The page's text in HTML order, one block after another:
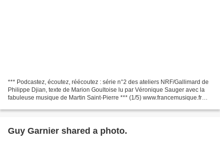
*** Podcastez, écoutez, réécoutez : série n°2 des ateliers NRF/Gallimard de
Philippe Djian, texte de Marion Goultoise lu par Véronique Sauger avec la
fabuleuse musique de Martin Saint-Pierre *** (1/5) www.francemusique.fr
Guy Garnier shared a photo.